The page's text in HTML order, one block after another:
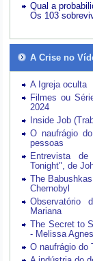
Qual a
Os 103
A Crise no
A Igreja oculta
Filmes ou
2024
Inside Job
O naufrágio
pessoas
Entrevista
Tonight", de
The
Chernobyl
Observatório
Mariana
The Secret to
- Melissa Agnes
O naufrágio do